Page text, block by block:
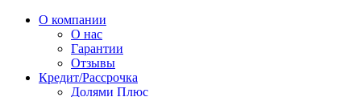
О компании
О нас
Гарантии
Отзывы
Кредит/Рассрочка
Долями Плюс